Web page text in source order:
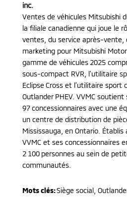
inc.
Ventes de véhicules Mitsubishi
la filiale canadienne qui joue le
ventes, du service après-vente,
marketing pour Mitsubishi
gamme de véhicules 2025
sous-compact RVR, l’utilitaire
Eclipse Cross et l’utilitaire
Outlander PHEV. VVMC soutient
97 concessionnaires avec une
un centre de distribution de
Mississauga, en Ontario. Établis
VVMC et ses concessionnaires
2 100 personnes au sein de
communautés.
Mots clés:Siège social,